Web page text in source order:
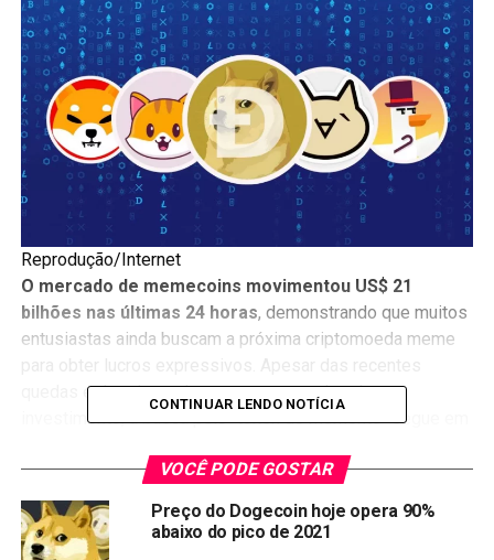
Reprodução/Internet
O mercado de memecoins movimentou US$ 21
bilhões nas últimas 24 horas, demonstrando que muitos
entusiastas ainda buscam a próxima criptomoeda meme
quedas e dos riscos inerentes a esse tipo de
investimento, a busca pelo “token do momento” segue em
CONTINUAR LENDO NOTÍCIA
VOCÊ PODE GOSTAR
Preço do Dogecoin hoje opera 90%
abaixo do pico de 2021